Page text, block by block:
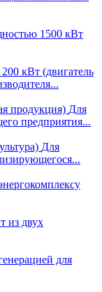
1500 кВт
кВт (двигатель
продукция) Для
предприятия...
Для
из двух
для